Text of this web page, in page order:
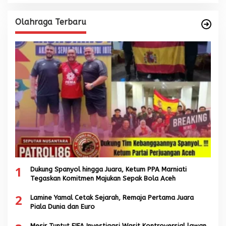
Olahraga Terbaru
1
Dukung Spanyol hingga Juara, Ketum PPA Marniati
Tegaskan Komitmen Majukan Sepak Bola Aceh
2
Lamine Yamal Cetak Sejarah, Remaja Pertama Juara
Piala Dunia dan Euro